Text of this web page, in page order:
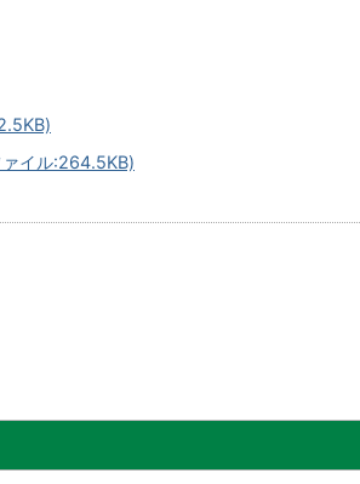
イル:264.5KB)